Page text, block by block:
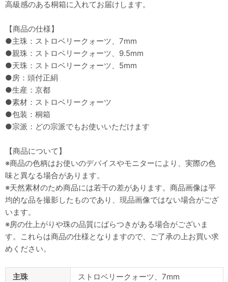
高級感のある桐箱に入れてお届けします。
【商品の仕様】
●主珠：ストロベリークォーツ、7mm
●親珠：ストロベリークォーツ、9.5mm
●天珠：ストロベリークォーツ、5mm
●房：頭付正絹
●生産：京都
●素材：ストロベリークォーツ
●包装：桐箱
●宗派：どの宗派でもお使いいただけます
【商品について】
※商品の色柄はお使いのデバイスやモニターにより、実際の色
味と異なる場合があります。
※天然素材のため商品には若干の差があります。商品画像は平
均的な品を撮影したものであり、現品画像ではない場合がござ
います。
※房の仕上がりや珠の品質にばらつきがある場合がございま
す。これらは商品の仕様となりますので、ご了承の上お買い求
めください。
主珠
ストロベリークォーツ、7mm